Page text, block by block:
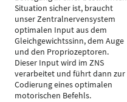
Situation sicher ist, braucht
unser Zentralnervensystem
optimalen Input aus dem
Gleichgewichtssinn, dem Auge
und den Propriozeptoren.
Dieser Input wird im ZNS
verarbeitet und führt dann zur
Codierung eines optimalen
motorischen Befehls.